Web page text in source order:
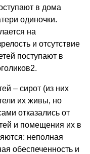
в дома
одиночки.
на
и отсутствие
поступают в
– сирот (из них
их живы, но
отказались от
и помещения их в
неполная
обеспеченность и